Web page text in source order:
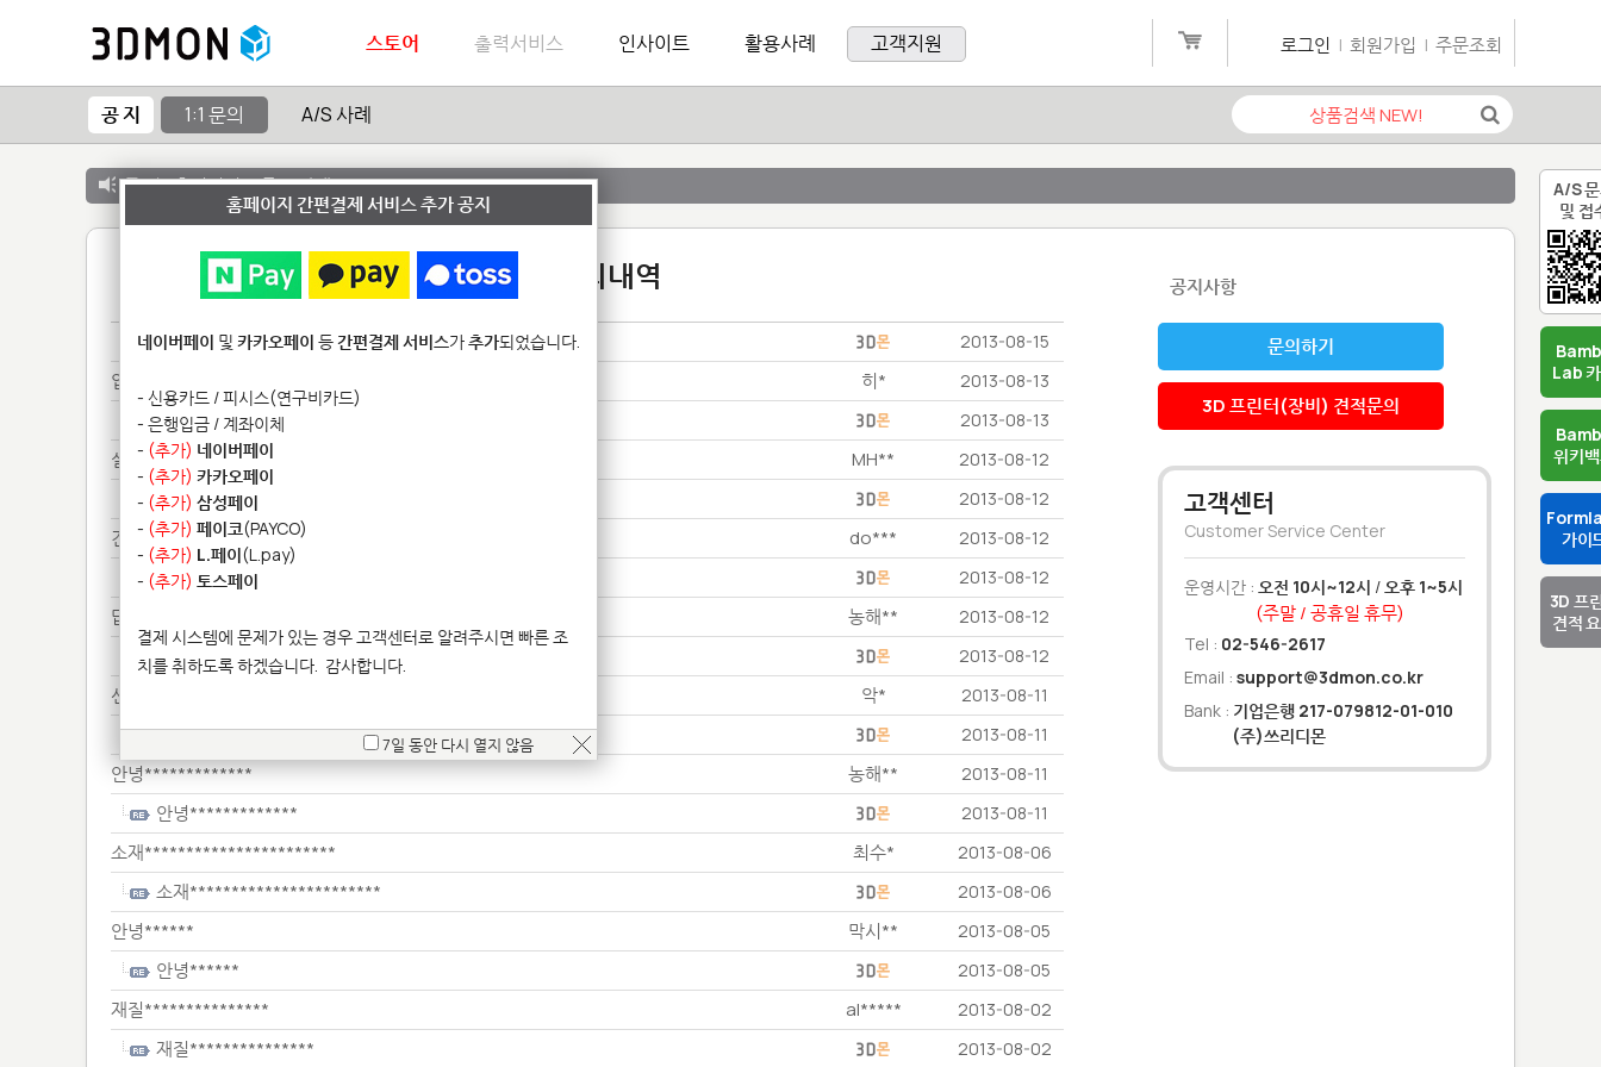
A/S
및 접
Lab
위키
가이
3D 프
견적
스토어 출력서비스 인사이트 활용사례 고객지원 로그인 | 회원가입 | 주문조회
공 지 1:1 문의 A/S 사례
공 지 :출력서비스 종료 안내
1:1 문의내역
파일************* 2013-08-15
입금************ 히* 2013-08-13
입금************ 2013-08-13
설비*** MH** 2013-08-12
설비*** 2013-08-12
견적******** do*** 2013-08-12
견적******** 2013-08-12
답변*********************** 농해** 2013-08-12
답변*********************** 2013-08-12
신용*************** 악* 2013-08-11
신용*************** 2013-08-11
안녕************* 농해** 2013-08-11
안녕************* 2013-08-11
소재*********************** 최수* 2013-08-06
소재*********************** 2013-08-06
안녕****** 막시** 2013-08-05
안녕****** 2013-08-05
재질*************** al***** 2013-08-02
재질*************** 2013-08-02
공지사항
문의하기
3D 프린터(장비) 견적문의
고객센터
Customer Service Center
운영시간 : 오전 10시~12시 /오후 1~5시
(주말 / 공휴일 휴무)
Tel : 02-546-2617
Email : support@3dmon.co.kr
Bank : 기업은행 217-079812-01-010
(주)쓰리디몬
홈페이지 간편결제 서비스 추가 공지
네이버페이 및 카카오페이 등간편결제 서비스가추가되었습니다.
- 신용카드 / 피시스(연구비카드)
- 은행입금 / 계좌이체
- (추가) 네이버페이
- (추가) 카카오페이
- (추가) 삼성페이
- (추가) 페이코(PAYCO)
- (추가) L.페이(L.pay)
- (추가) 토스페이
결제 시스템에 문제가 있는 경우 고객센터로 알려주시면 빠른 조
치를 취하도록 하겠습니다. 감사합니다.
7일 동안 다시 열지 않음